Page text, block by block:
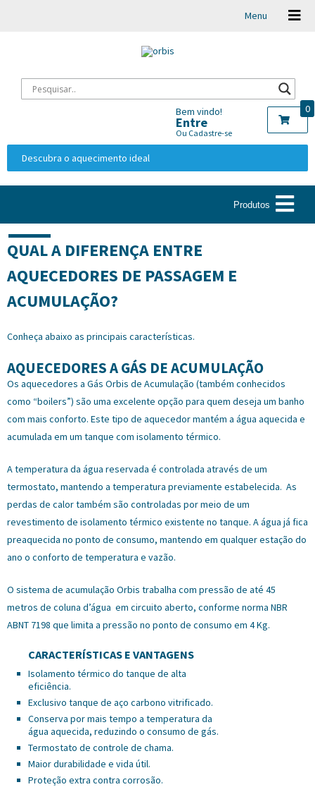
Menu
Bem vindo!
Entre
Ou Cadastre-se
0
Descubra o aquecimento ideal
Produtos
QUAL A DIFERENÇA ENTRE
AQUECEDORES DE PASSAGEM E
ACUMULAÇÃO?
Conheça abaixo as principais características.
AQUECEDORES A GÁS DE ACUMULAÇÃO
Os aquecedores a Gás Orbis de Acumulação (também conhecidos
como “boilers”) são uma excelente opção para quem deseja um banho
com mais conforto. Este tipo de aquecedor mantém a água aquecida e
acumulada em um tanque com isolamento térmico.
A temperatura da água reservada é controlada através de um
termostato, mantendo a temperatura previamente estabelecida. As
perdas de calor também são controladas por meio de um
revestimento de isolamento térmico existente no tanque. A água já fica
preaquecida no ponto de consumo, mantendo em qualquer estação do
ano o conforto de temperatura e vazão.
O sistema de acumulação Orbis trabalha com pressão de até 45
metros de coluna d’água em circuito aberto, conforme norma NBR
ABNT 7198 que limita a pressão no ponto de consumo em 4 Kg.
CARACTERÍSTICAS E VANTAGENS
Isolamento térmico do tanque de alta
eficiência.
Exclusivo tanque de aço carbono vitrificado.
Conserva por mais tempo a temperatura da
água aquecida, reduzindo o consumo de gás.
Termostato de controle de chama.
Maior durabilidade e vida útil.
Proteção extra contra corrosão.